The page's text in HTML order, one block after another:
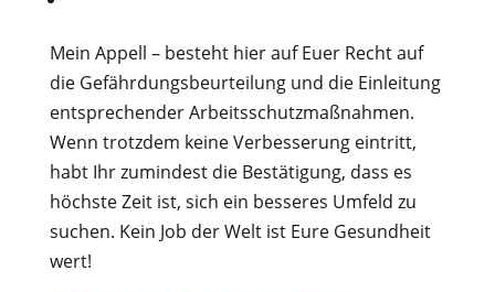
Mein Appell – besteht hier auf Euer Recht auf
die Gefährdungsbeurteilung und die Einleitung
entsprechender Arbeitsschutzmaßnahmen.
Wenn trotzdem keine Verbesserung eintritt,
habt Ihr zumindest die Bestätigung, dass es
höchste Zeit ist, sich ein besseres Umfeld zu
suchen. Kein Job der Welt ist Eure Gesundheit
wert!